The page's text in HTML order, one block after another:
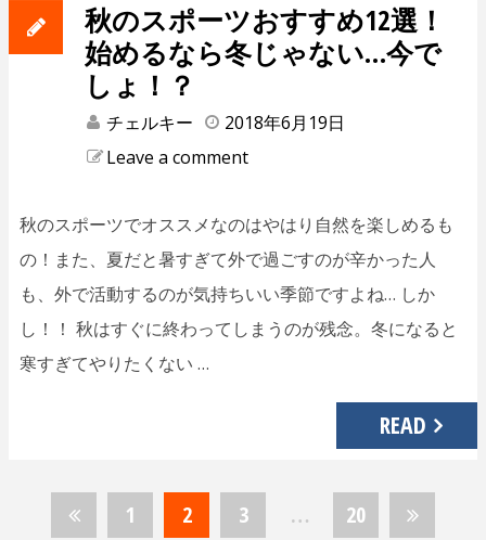
秋のスポーツおすすめ12選！
始めるなら冬じゃない…今で
しょ！？
チェルキー
2018年6月19日
Leave a comment
秋のスポーツでオススメなのはやはり自然を楽しめるも
の！また、夏だと暑すぎて外で過ごすのが辛かった人
も、外で活動するのが気持ちいい季節ですよね… しか
し！！ 秋はすぐに終わってしまうのが残念。冬になると
寒すぎてやりたくない …
READ
投
1 2 3 … 20